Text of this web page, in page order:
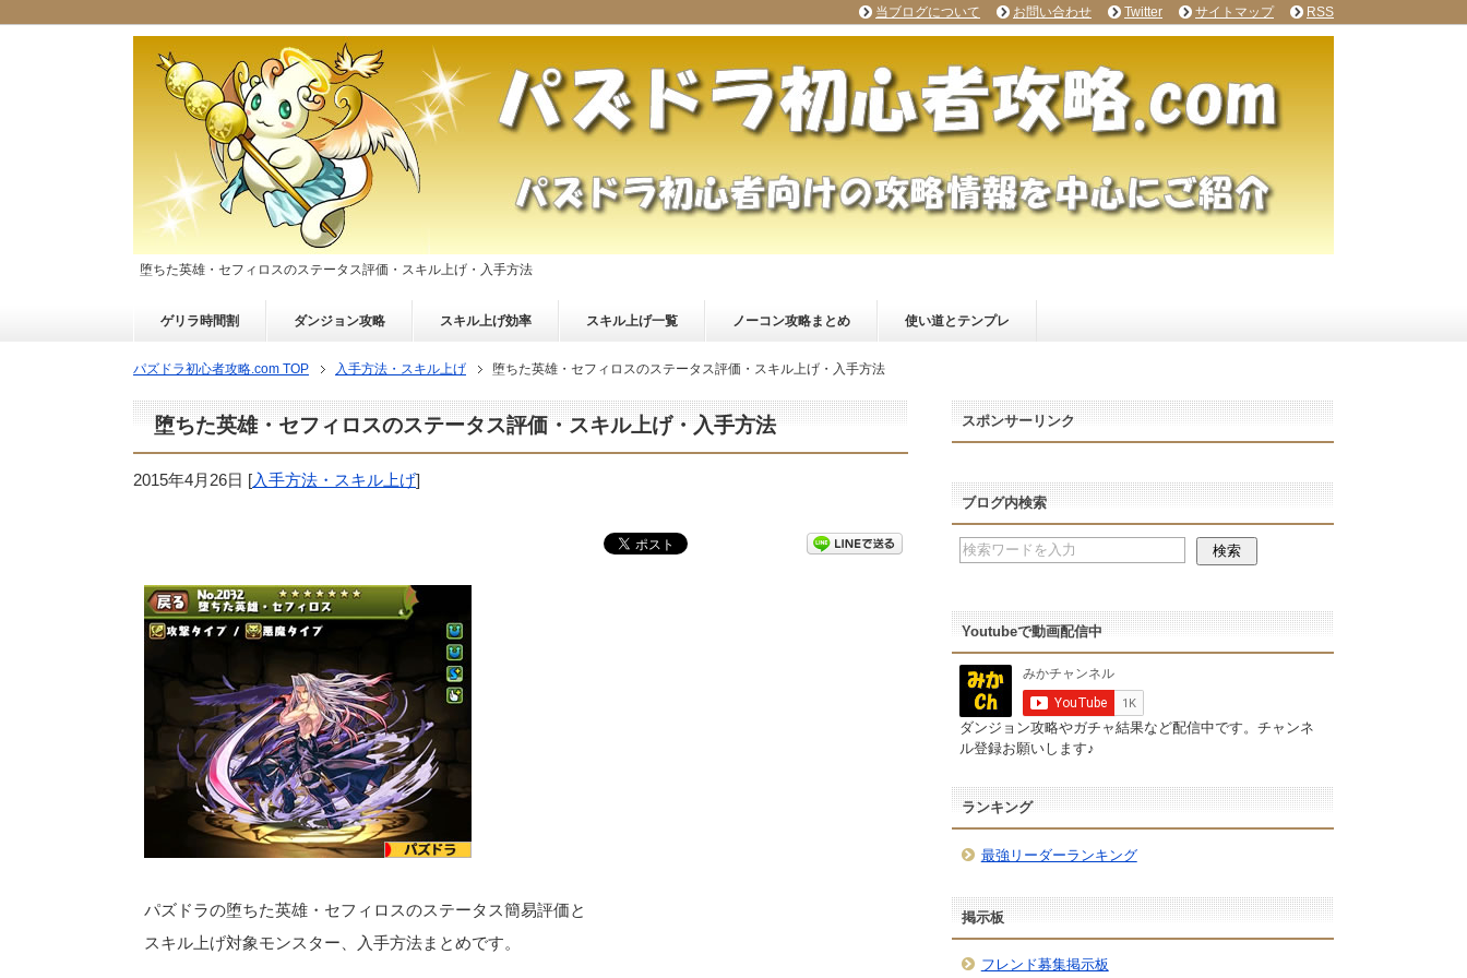
堕ちた英雄・セフィロスのステータス評価・スキル上げ・入手方法
ゲリラ時間割 ダンジョン攻略 スキル上げ効率 スキル上げ一覧 ノーコン攻略まとめ 使い道とテンプレ
パズドラ初心者攻略.com TOP 入手方法・スキル上げ 堕ちた英雄・セフィロスのステータス評価・スキル上げ・入手方法
堕ちた英雄・セフィロスのステータス評価・スキル上げ・入手方法
2015年4月26日 [入手方法・スキル上げ]
パズドラの堕ちた英雄・セフィロスのステータス簡易評価と
スキル上げ対象モンスター、入手方法まとめです。
スポンサーリンク
ブログ内検索
Youtubeで動画配信中
ダンジョン攻略やガチャ結果など配信中です。チャンネ
ル登録お願いします♪
ランキング
最強リーダーランキング
掲示板
フレンド募集掲示板
当ブログについて お問い合わせ Twitter サイトマップ RSS